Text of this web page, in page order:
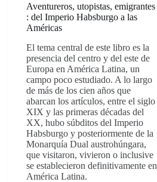
Aventureros, utopistas, emigrantes
: del Imperio Habsburgo a las
Américas
El tema central de este libro es la
presencia del centro y del este de
Europa en América Latina, un
campo poco estudiado. A lo largo
de más de los cien años que
abarcan los artículos, entre el siglo
XIX y las primeras décadas del
XX, hubo súbditos del Imperio
Habsburgo y posteriormente de la
Monarquía Dual austrohúngara,
que visitaron, vivieron o inclusive
se establecieron definitivamente en
América Latina.